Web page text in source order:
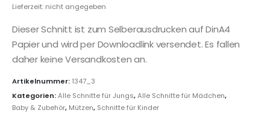
Lieferzeit: nicht angegeben
Dieser Schnitt ist zum Selberausdrucken auf DinA4
Papier und wird per Downloadlink versendet. Es fallen
daher keine Versandkosten an.
Artikelnummer: 1347_3
Kategorien:Alle Schnitte für Jungs,Alle Schnitte für Mädchen,
Baby & Zubehör, Mützen, Schnitte für Kinder